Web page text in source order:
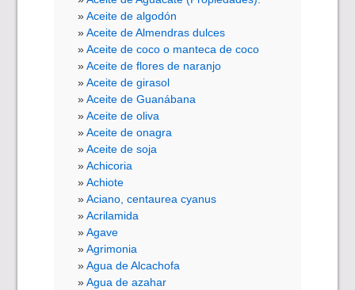
Aceite de algodón
Aceite de Almendras dulces
Aceite de coco o manteca de coco
Aceite de flores de naranjo
Aceite de girasol
Aceite de Guanábana
Aceite de oliva
Aceite de onagra
Aceite de soja
Achicoria
Achiote
Aciano, centaurea cyanus
Acrilamida
Agave
Agrimonia
Agua de Alcachofa
Agua de azahar